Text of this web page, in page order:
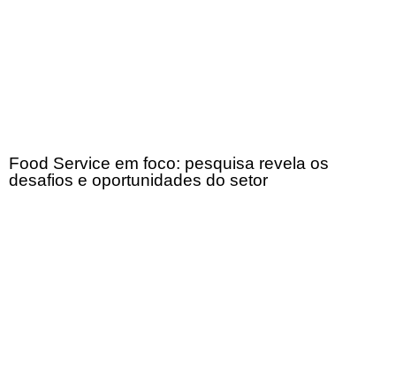
Food Service em foco: pesquisa revela os
desafios e oportunidades do setor